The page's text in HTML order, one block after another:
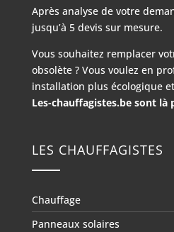
Après analyse de votre
jusqu’à 5 devis sur mesure.
Vous souhaitez remplacer
obsolète ? Vous voulez en
installation plus écologique
Les-chauffagistes.be sont là
LES CHAUFFAGISTES
Chauffage
Panneaux solaires